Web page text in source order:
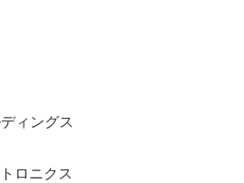
ィングス
ロニクス